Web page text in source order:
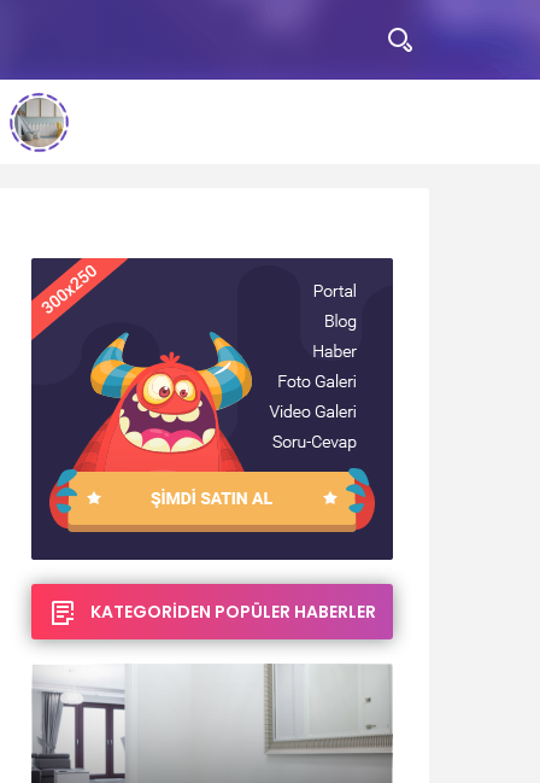
KATEGORİDEN POPÜLER HABERLER
Ocak 29, 2023